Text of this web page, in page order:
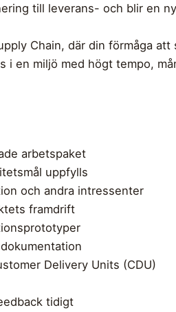
till leverans- och blir en
Chain, där din förmåga
i en miljö med högt tempo,
arbetspaket
uppfylls
och andra intressenter
framdrift
Delivery Units (CDU)
tidigt